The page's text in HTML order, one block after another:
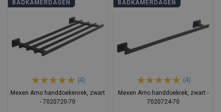
BADKAMERDAGEN
(4)
Mexen Arno handdoekenrek, zwart
- 7020720-70
BADKAMERDAGEN
(4)
Mexen Arno handdoekrek, zwart -
7020724-70